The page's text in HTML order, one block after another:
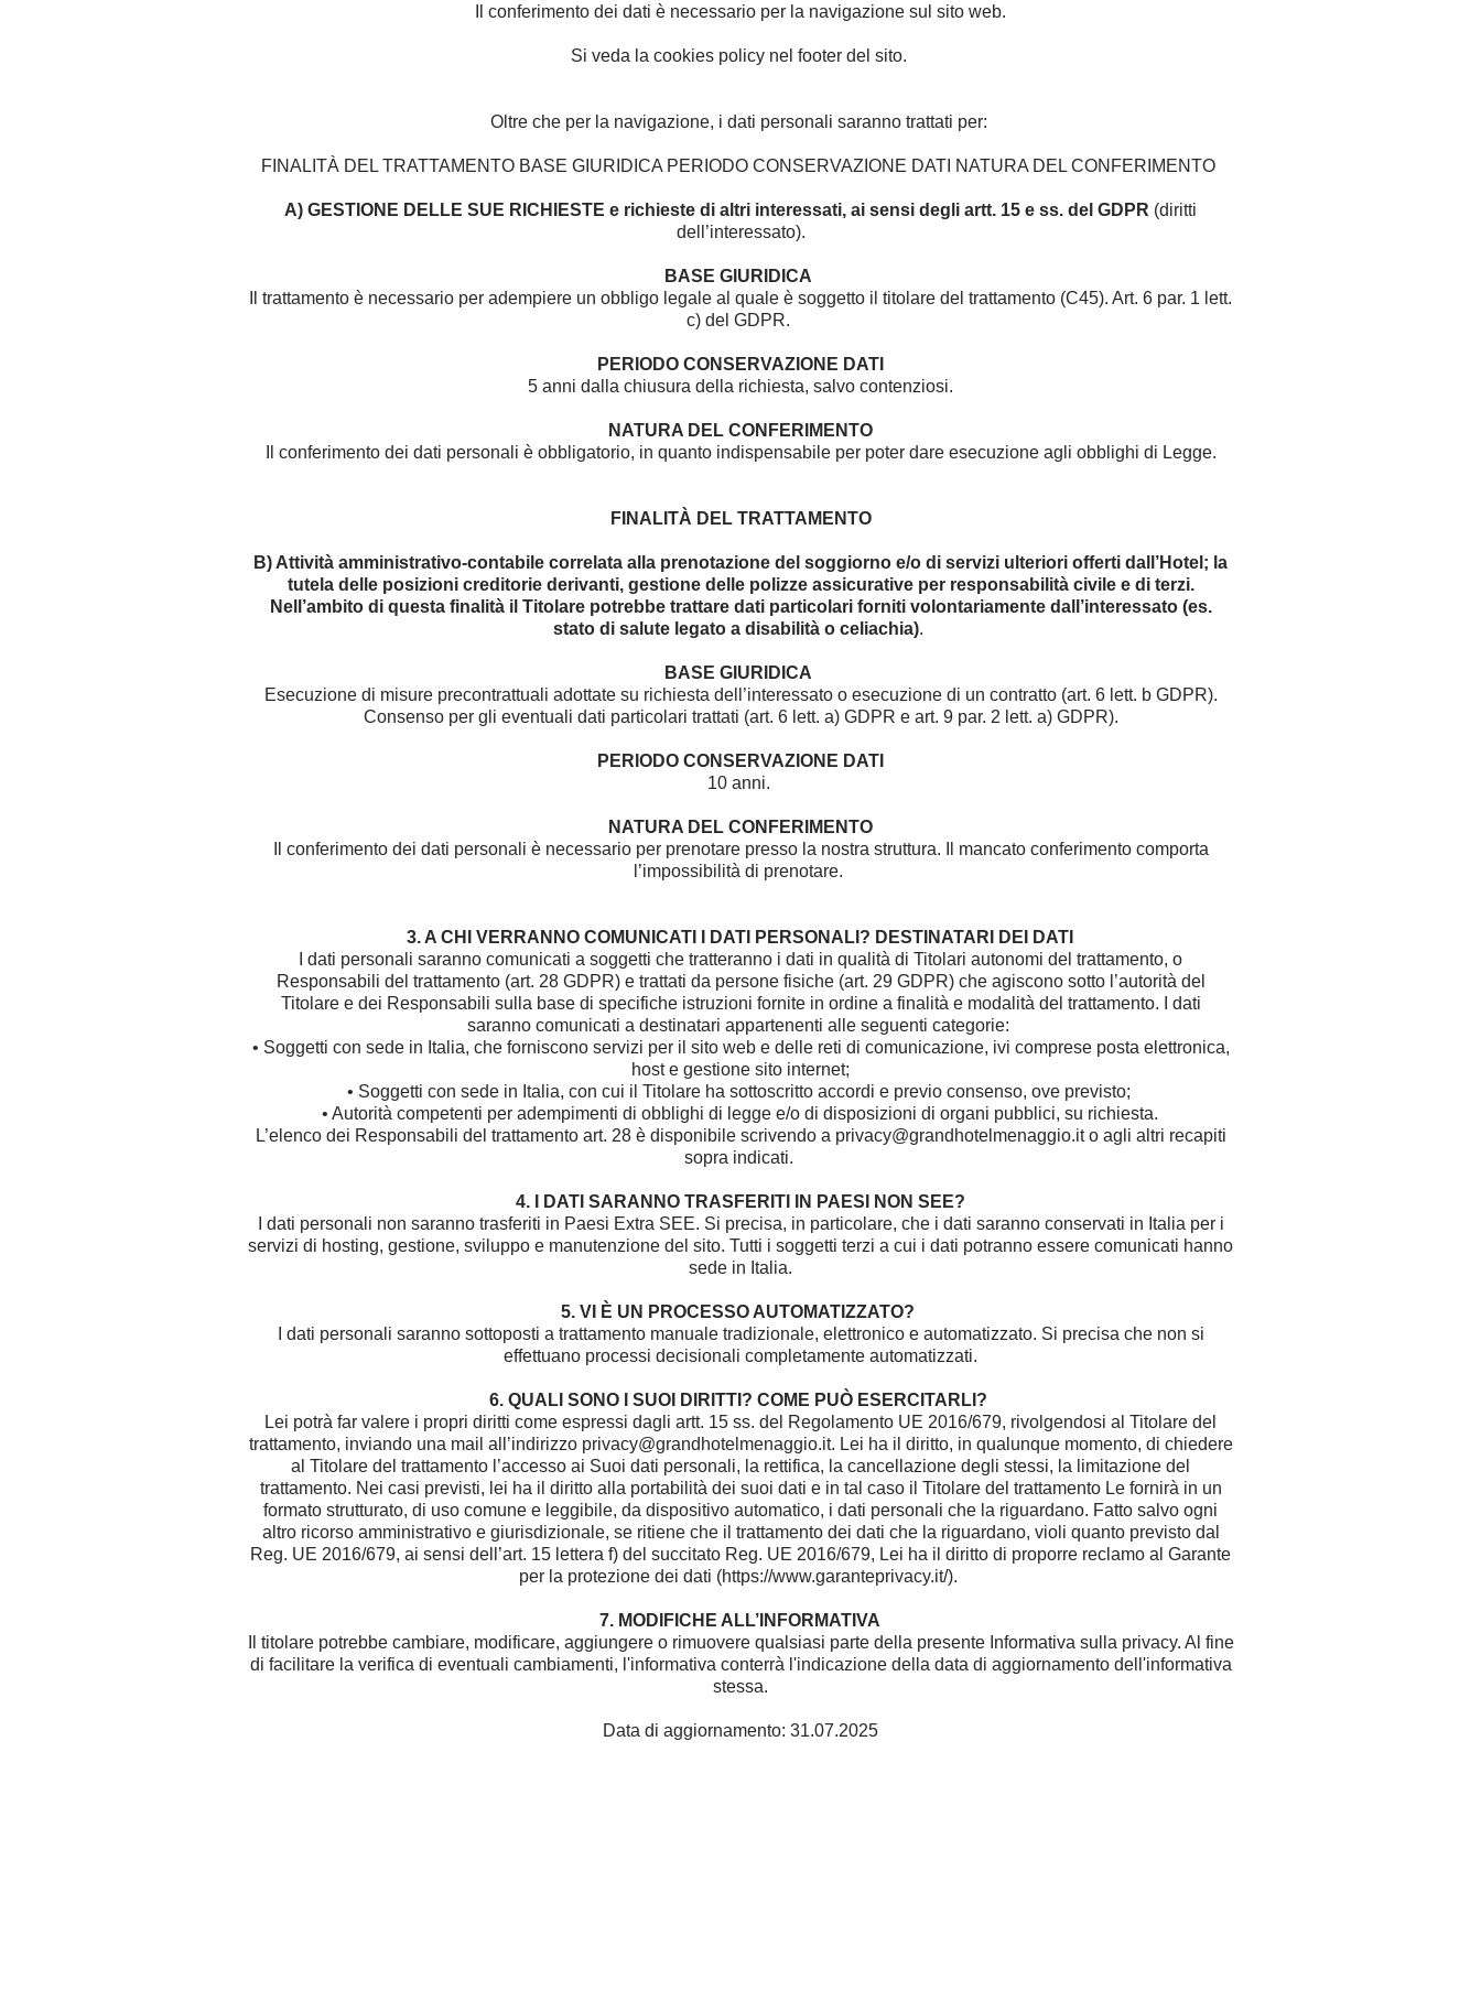
Il conferimento dei dati è necessario per la navigazione sul sito web.
Si veda la cookies policy nel footer del sito.
Oltre che per la navigazione, i dati personali saranno trattati per:
FINALITÀ DEL TRATTAMENTO BASE GIURIDICA PERIODO CONSERVAZIONE DATI NATURA DEL CONFERIMENTO
A) GESTIONE DELLE SUE RICHIESTE e richieste di altri interessati, ai sensi degli artt. 15 e ss. del GDPR (diritti
dell’interessato).
BASE GIURIDICA
Il trattamento è necessario per adempiere un obbligo legale al quale è soggetto il titolare del trattamento (C45). Art. 6 par. 1 lett.
c) del GDPR.
PERIODO CONSERVAZIONE DATI
5 anni dalla chiusura della richiesta, salvo contenziosi.
NATURA DEL CONFERIMENTO
Il conferimento dei dati personali è obbligatorio, in quanto indispensabile per poter dare esecuzione agli obblighi di Legge.
FINALITÀ DEL TRATTAMENTO
B) Attività amministrativo-contabile correlata alla prenotazione del soggiorno e/o di servizi ulteriori offerti dall’Hotel; la
tutela delle posizioni creditorie derivanti, gestione delle polizze assicurative per responsabilità civile e di terzi.
Nell’ambito di questa finalità il Titolare potrebbe trattare dati particolari forniti volontariamente dall’interessato (es.
stato di salute legato a disabilità o celiachia).
BASE GIURIDICA
Esecuzione di misure precontrattuali adottate su richiesta dell’interessato o esecuzione di un contratto (art. 6 lett. b GDPR).
Consenso per gli eventuali dati particolari trattati (art. 6 lett. a) GDPR e art. 9 par. 2 lett. a) GDPR).
PERIODO CONSERVAZIONE DATI
10 anni.
NATURA DEL CONFERIMENTO
Il conferimento dei dati personali è necessario per prenotare presso la nostra struttura. Il mancato conferimento comporta
l’impossibilità di prenotare.
3. A CHI VERRANNO COMUNICATI I DATI PERSONALI? DESTINATARI DEI DATI
I dati personali saranno comunicati a soggetti che tratteranno i dati in qualità di Titolari autonomi del trattamento, o
Responsabili del trattamento (art. 28 GDPR) e trattati da persone fisiche (art. 29 GDPR) che agiscono sotto l’autorità del
Titolare e dei Responsabili sulla base di specifiche istruzioni fornite in ordine a finalità e modalità del trattamento. I dati
saranno comunicati a destinatari appartenenti alle seguenti categorie:
• Soggetti con sede in Italia, che forniscono servizi per il sito web e delle reti di comunicazione, ivi comprese posta elettronica,
host e gestione sito internet;
• Soggetti con sede in Italia, con cui il Titolare ha sottoscritto accordi e previo consenso, ove previsto;
• Autorità competenti per adempimenti di obblighi di legge e/o di disposizioni di organi pubblici, su richiesta.
L’elenco dei Responsabili del trattamento art. 28 è disponibile scrivendo a privacy@grandhotelmenaggio.it o agli altri recapiti
sopra indicati.
4. I DATI SARANNO TRASFERITI IN PAESI NON SEE?
I dati personali non saranno trasferiti in Paesi Extra SEE. Si precisa, in particolare, che i dati saranno conservati in Italia per i
servizi di hosting, gestione, sviluppo e manutenzione del sito. Tutti i soggetti terzi a cui i dati potranno essere comunicati hanno
sede in Italia.
5. VI È UN PROCESSO AUTOMATIZZATO?
I dati personali saranno sottoposti a trattamento manuale tradizionale, elettronico e automatizzato. Si precisa che non si
effettuano processi decisionali completamente automatizzati.
6. QUALI SONO I SUOI DIRITTI? COME PUÒ ESERCITARLI?
Lei potrà far valere i propri diritti come espressi dagli artt. 15 ss. del Regolamento UE 2016/679, rivolgendosi al Titolare del
trattamento, inviando una mail all’indirizzo privacy@grandhotelmenaggio.it. Lei ha il diritto, in qualunque momento, di chiedere
al Titolare del trattamento l’accesso ai Suoi dati personali, la rettifica, la cancellazione degli stessi, la limitazione del
trattamento. Nei casi previsti, lei ha il diritto alla portabilità dei suoi dati e in tal caso il Titolare del trattamento Le fornirà in un
formato strutturato, di uso comune e leggibile, da dispositivo automatico, i dati personali che la riguardano. Fatto salvo ogni
altro ricorso amministrativo e giurisdizionale, se ritiene che il trattamento dei dati che la riguardano, violi quanto previsto dal
Reg. UE 2016/679, ai sensi dell’art. 15 lettera f) del succitato Reg. UE 2016/679, Lei ha il diritto di proporre reclamo al Garante
per la protezione dei dati (https://www.garanteprivacy.it/).
7. MODIFICHE ALL’INFORMATIVA
Il titolare potrebbe cambiare, modificare, aggiungere o rimuovere qualsiasi parte della presente Informativa sulla privacy. Al fine
di facilitare la verifica di eventuali cambiamenti, l'informativa conterrà l'indicazione della data di aggiornamento dell'informativa
stessa.
Data di aggiornamento: 31.07.2025